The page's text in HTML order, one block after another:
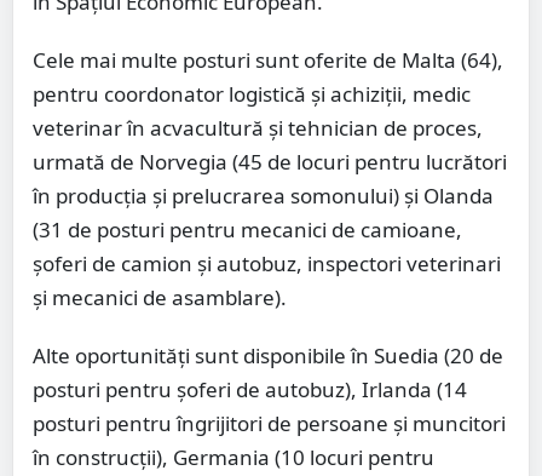
Cele mai multe posturi sunt oferite de Malta (64),
pentru coordonator logistică și achiziții, medic
veterinar în acvacultură și tehnician de proces,
urmată de Norvegia (45 de locuri pentru lucrători
în producția și prelucrarea somonului) și Olanda
(31 de posturi pentru mecanici de camioane,
șoferi de camion și autobuz, inspectori veterinari
și mecanici de asamblare).
Alte oportunități sunt disponibile în Suedia (20 de
posturi pentru șoferi de autobuz), Irlanda (14
posturi pentru îngrijitori de persoane și muncitori
în construcții), Germania (10 locuri pentru